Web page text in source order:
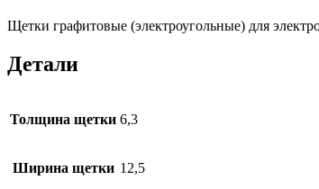
Щетки графитовые (электроугольные) для
Детали
Толщина щетки 6,3
Ширина щетки 12,5